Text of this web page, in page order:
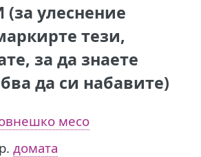
улеснение
тези,
за да знаете
да си набавите)
месо
домата